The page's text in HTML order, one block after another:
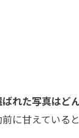
れた写真はど
に甘えていると